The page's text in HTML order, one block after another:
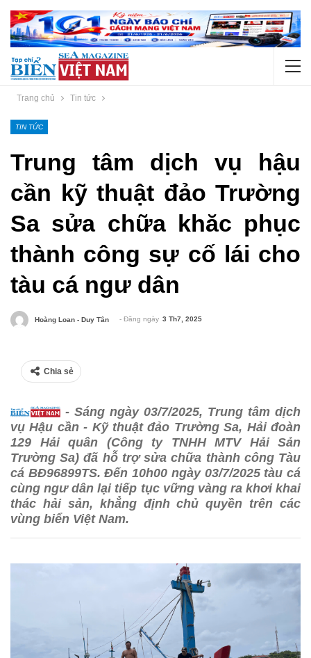
Trang chủ Tin tức
TIN TỨC
Trung tâm dịch vụ hậu
cần kỹ thuật đảo Trường
Sa sửa chữa khăc phục
thành công sự cố lái cho
tàu cá ngư dân
Hoàng Loan - Duy Tân - Đăng ngày 3 Th7, 2025
Chia sẻ
- Sáng ngày 03/7/2025, Trung tâm dịch
vụ Hậu cần - Kỹ thuật đảo Trường Sa, Hải đoàn
129 Hải quân (Công ty TNHH MTV Hải Sản
Trường Sa) đã hỗ trợ sửa chữa thành công Tàu
cá BĐ96899TS. Đến 10h00 ngày 03/7/2025 tàu cá
cùng ngư dân lại tiếp tục vững vàng ra khơi khai
thác hải sản, khẳng định chủ quyền trên các
vùng biển Việt Nam.